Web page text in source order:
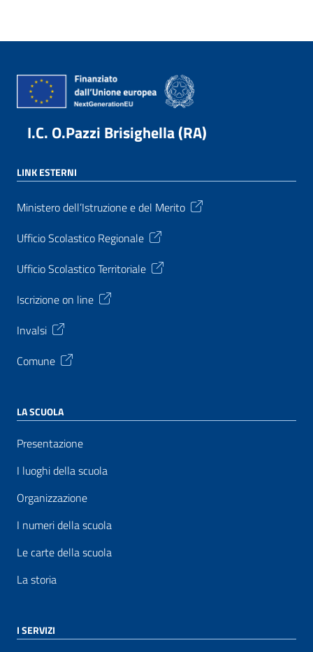
I.C. O.Pazzi Brisighella (RA)
LINK ESTERNI
Ministero dell’Istruzione e del Merito
Ufficio Scolastico Regionale
Ufficio Scolastico Territoriale
Iscrizione on line
Invalsi
Comune
LA SCUOLA
Presentazione
I luoghi della scuola
Organizzazione
I numeri della scuola
Le carte della scuola
La storia
I SERVIZI